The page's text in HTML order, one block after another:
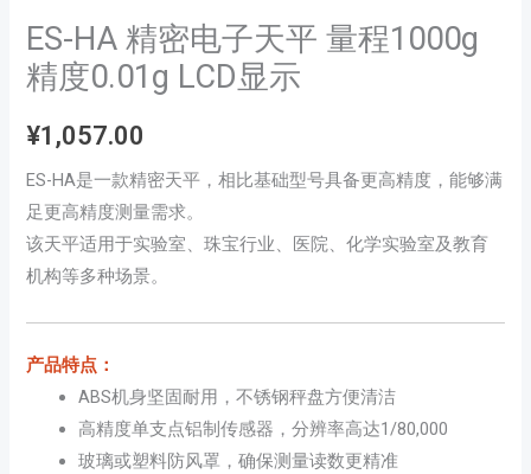
ES-HA 精密电子天平 量程1000g
精度0.01g LCD显示
¥1,057.00
ES-HA是一款精密天平，相比基础型号具备更高精度，能够满
足更高精度测量需求。
该天平适用于实验室、珠宝行业、医院、化学实验室及教育
机构等多种场景。
产品特点：
ABS机身坚固耐用，不锈钢秤盘方便清洁
高精度单支点铝制传感器，分辨率高达1/80,000
玻璃或塑料防风罩，确保测量读数更精准